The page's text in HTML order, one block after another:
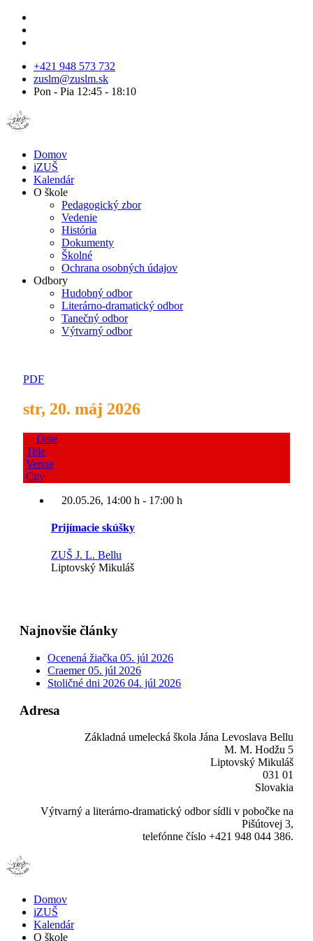
+421 948 573 732
zuslm@zuslm.sk
Pon - Pia 12:45 - 18:10
Domov
iZUŠ
Kalendár
O škole
Pedagogický zbor
Vedenie
História
Dokumenty
Školné
Ochrana osobných údajov
Odbory
Hudobný odbor
Literárno-dramatický odbor
Tanečný odbor
Výtvarný odbor
PDF
str, 20. máj 2026
Date
Title
Venue
City
20.05.26, 14:00 h - 17:00 h
Prijímacie skúšky
ZUŠ J. L. Bellu
Liptovský Mikuláš
Najnovšie články
Ocenená žiačka 05. júl 2026
Craemer05. júl 2026
Stoličné dni 2026 04. júl 2026
Adresa
Základná umelecká škola Jána Levoslava Bellu
M. M. Hodžu 5
Liptovský Mikuláš
031 01
Slovakia
Výtvarný a literárno-dramatický odbor sídli v pobočke na
Pišútovej 3,
telefónne číslo +421 948 044 386.
Domov
iZUŠ
Kalendár
O škole